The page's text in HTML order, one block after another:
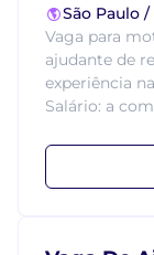
São Paulo /
Vaga para
ajudante de
experiência
Salário: a